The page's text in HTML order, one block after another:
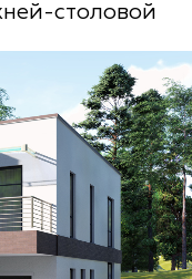
столовой